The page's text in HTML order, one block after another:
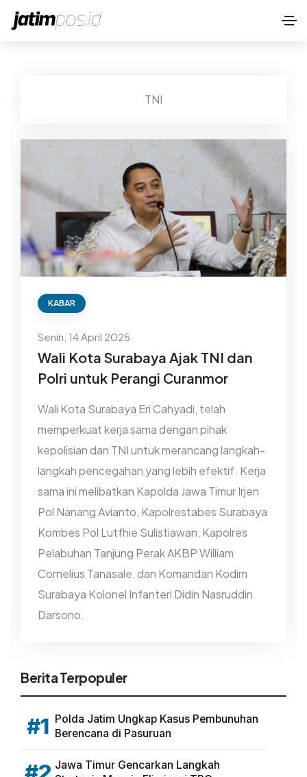
TNI
KABAR
Senin, 14 April 2025
Wali Kota Surabaya Ajak TNI dan
Polri untuk Perangi Curanmor
Wali Kota Surabaya Eri Cahyadi, telah
memperkuat kerja sama dengan pihak
kepolisian dan TNI untuk merancang langkah-
langkah pencegahan yang lebih efektif. Kerja
sama ini melibatkan Kapolda Jawa Timur Irjen
Pol Nanang Avianto, Kapolrestabes Surabaya
Kombes Pol Lutfhie Sulistiawan, Kapolres
Pelabuhan Tanjung Perak AKBP William
Cornelius Tanasale, dan Komandan Kodim
Surabaya Kolonel Infanteri Didin Nasruddin
Darsono.
Berita Terpopuler
#1 Polda Jatim Ungkap Kasus Pembunuhan
Berencana di Pasuruan
Jawa Timur Gencarkan Langkah